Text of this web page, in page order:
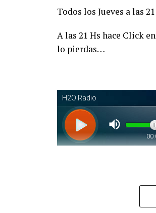
Todos los Jueves a las
A las 21 Hs hace Click
lo pierdas…
Piantaos por el Tango
conducido y dirigido